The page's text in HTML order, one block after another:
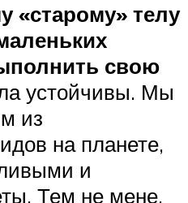
«старому» телу
свою
устойчивы. Мы
из
на планете,
и
Тем не мене,